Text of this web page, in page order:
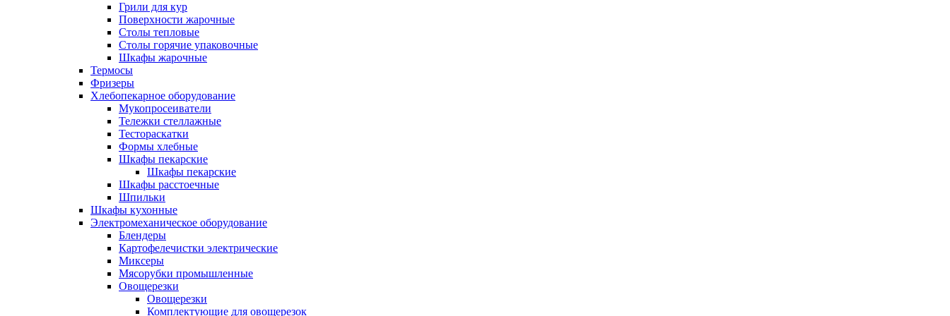
Грили для кур
Поверхности жарочные
Столы тепловые
Столы горячие упаковочные
Шкафы жарочные
Термосы
Фризеры
Хлебопекарное оборудование
Мукопросеиватели
Тележки стеллажные
Тестораскатки
Формы хлебные
Шкафы пекарские
Шкафы пекарские
Шкафы расстоечные
Шпильки
Шкафы кухонные
Электромеханическое оборудование
Блендеры
Картофелечистки электрические
Миксеры
Мясорубки промышленные
Овощерезки
Овощерезки
Комплектующие для овощерезок